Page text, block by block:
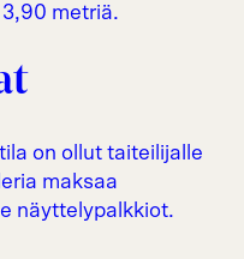
metriä.
on ollut taiteilijalle
maksaa
näyttelypalkkiot.